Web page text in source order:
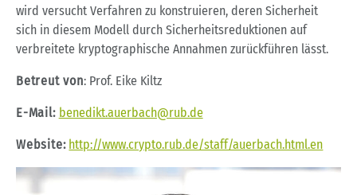
wird versucht Verfahren zu konstruieren, deren Sicherheit
sich in diesem Modell durch Sicherheitsreduktionen auf
verbreitete kryptographische Annahmen zurückführen lässt.
Betreut von: Prof. Eike Kiltz
E-Mail: benedikt.auerbach@rub.de
Website: http://www.crypto.rub.de/staff/auerbach.html.en